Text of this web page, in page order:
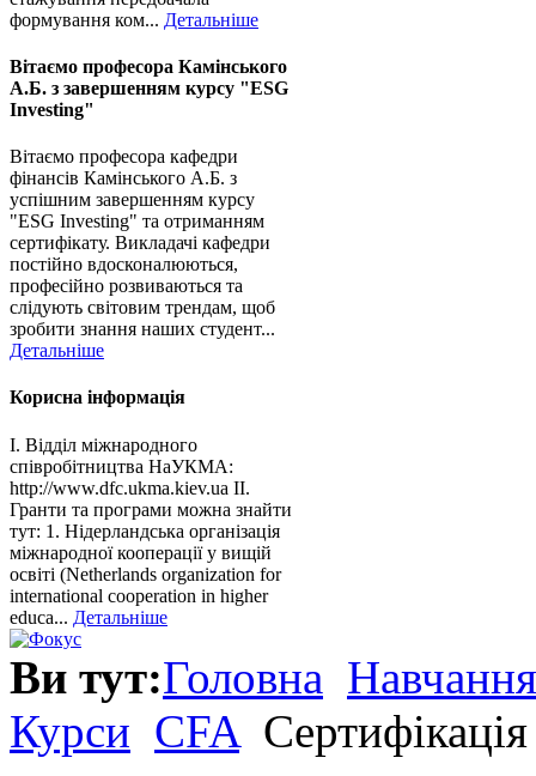
формування ком... Детальніше
Вітаємо професора Камінського
А.Б. з завершенням курсу "ESG
Investing"
Вітаємо професора кафедри
фінансів Камінського А.Б. з
успішним завершенням курсу
"ESG Investing" та отриманням
сертифікату. Викладачі кафедри
постійно вдосконалюються,
професійно розвиваються та
слідують світовим трендам, щоб
зробити знання наших студент...
Детальніше
Корисна інформація
І. Відділ міжнародного
співробітництва НаУКМА:
http://www.dfc.ukma.kiev.ua ІІ.
Гранти та програми можна знайти
тут: 1. Нідерландська організація
міжнародної кооперації у вищій
освіті (Netherlands organization for
international cooperation in higher
educa... Детальніше
Ви тут:Головна Навчання
Курси CFA